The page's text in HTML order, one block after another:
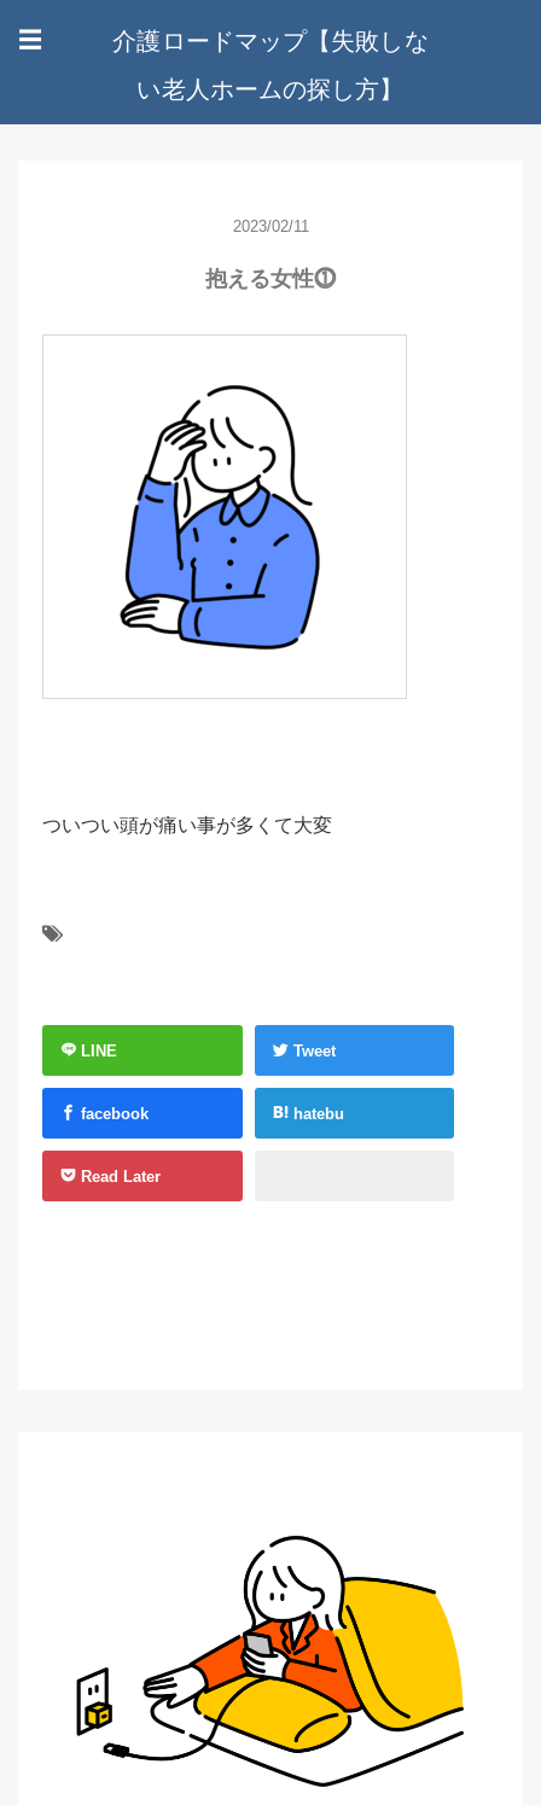
☰
介護ロードマップ【失敗しな
い老人ホームの探し方】
2023/02/11
抱える女性⓵
ついつい頭が痛い事が多くて大変
LINE Tweet
facebook hatebu
Read Later